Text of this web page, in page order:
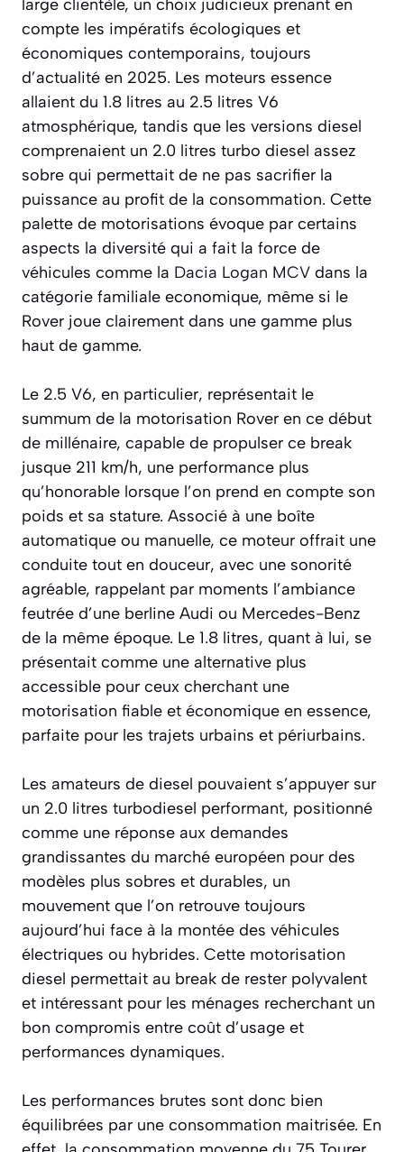
large clientèle, un choix judicieux prenant en
compte les impératifs écologiques et
économiques contemporains, toujours
d’actualité en 2025. Les moteurs essence
allaient du 1.8 litres au 2.5 litres V6
atmosphérique, tandis que les versions diesel
comprenaient un 2.0 litres turbo diesel assez
sobre qui permettait de ne pas sacrifier la
puissance au profit de la consommation. Cette
palette de motorisations évoque par certains
aspects la diversité qui a fait la force de
véhicules comme la Dacia Logan MCV dans la
catégorie familiale economique, même si le
Rover joue clairement dans une gamme plus
haut de gamme.
Le 2.5 V6, en particulier, représentait le
summum de la motorisation Rover en ce début
de millénaire, capable de propulser ce break
jusque 211 km/h, une performance plus
qu’honorable lorsque l’on prend en compte son
poids et sa stature. Associé à une boîte
automatique ou manuelle, ce moteur offrait une
conduite tout en douceur, avec une sonorité
agréable, rappelant par moments l’ambiance
feutrée d’une berline Audi ou Mercedes-Benz
de la même époque. Le 1.8 litres, quant à lui, se
présentait comme une alternative plus
accessible pour ceux cherchant une
motorisation fiable et économique en essence,
parfaite pour les trajets urbains et périurbains.
Les amateurs de diesel pouvaient s’appuyer sur
un 2.0 litres turbodiesel performant, positionné
comme une réponse aux demandes
grandissantes du marché européen pour des
modèles plus sobres et durables, un
mouvement que l’on retrouve toujours
aujourd’hui face à la montée des véhicules
électriques ou hybrides. Cette motorisation
diesel permettait au break de rester polyvalent
et intéressant pour les ménages recherchant un
bon compromis entre coût d’usage et
performances dynamiques.
Les performances brutes sont donc bien
équilibrées par une consommation maitrisée. En